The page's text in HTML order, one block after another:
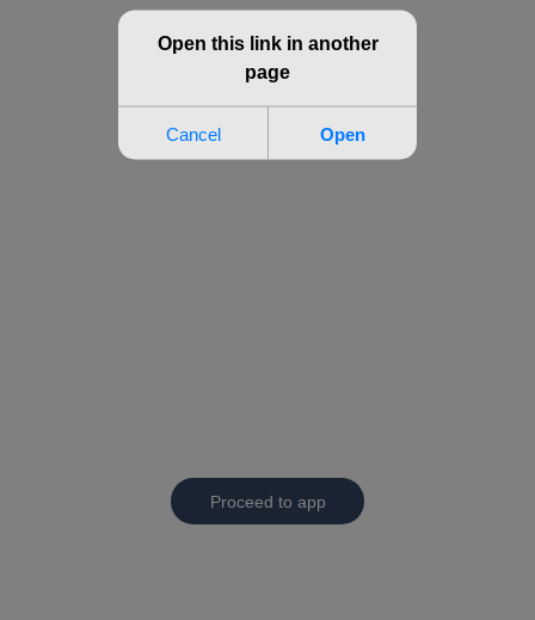
Proceed to app